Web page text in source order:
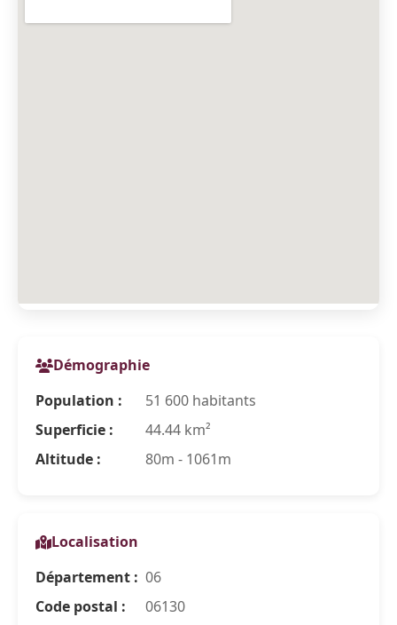
Démographie
Population :
51 600 habitants
Superficie :
44.44 km²
Altitude :
80m - 1061m
Localisation
Département : 06
Code postal :
06130